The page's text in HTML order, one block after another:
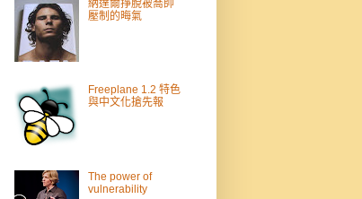
納達爾掙脫被喬帥
壓制的晦氣
Freeplane 1.2 特色
與中文化搶先報
The power of
vulnerability